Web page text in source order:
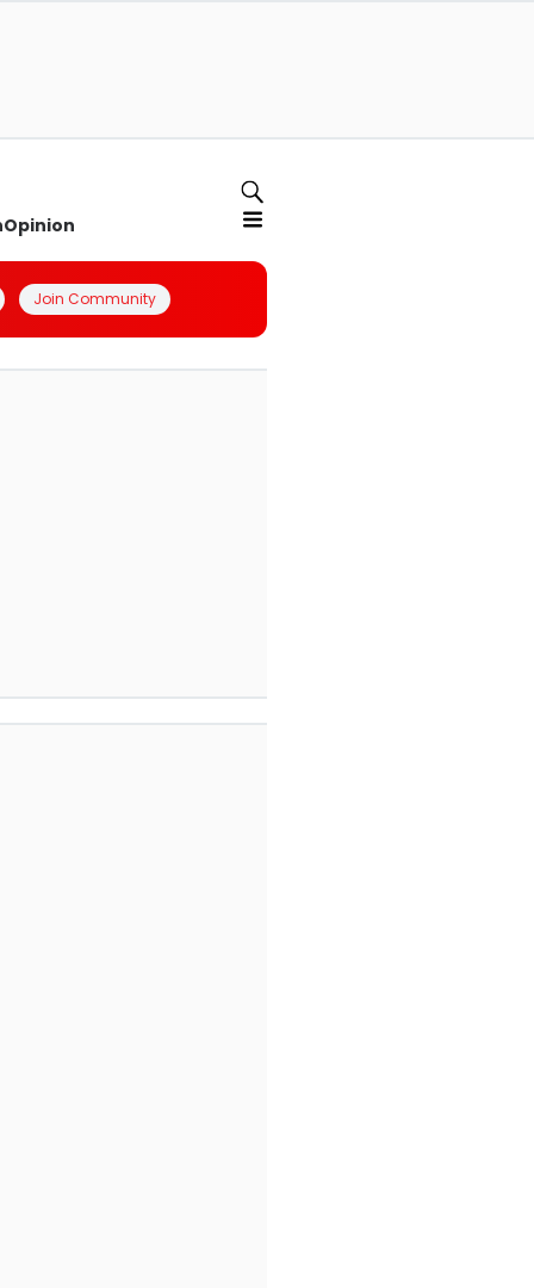
Opinion
Join Community